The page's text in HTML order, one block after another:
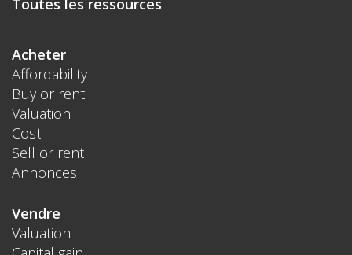
Toutes les ressources
Acheter
Affordability
Buy or rent
Valuation
Cost
Sell or rent
Annonces
Vendre
Valuation